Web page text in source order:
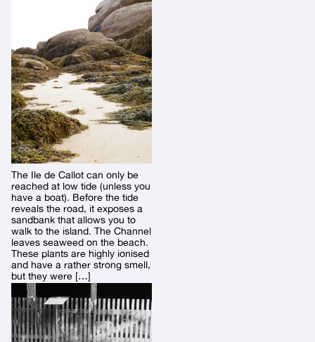
The Ile de Callot can only be
reached at low tide (unless you
have a boat). Before the tide
reveals the road, it exposes a
sandbank that allows you to
walk to the island. The Channel
leaves seaweed on the beach.
These plants are highly ionised
and have a rather strong smell,
but they were […]